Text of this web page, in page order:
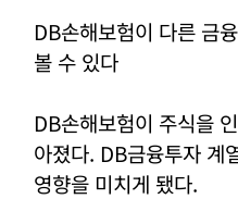
DB손해보험이 다른 금
볼 수 있다
DB손해보험이 주식을
아졌다. DB금융투자
영향을 미치게 됐다.